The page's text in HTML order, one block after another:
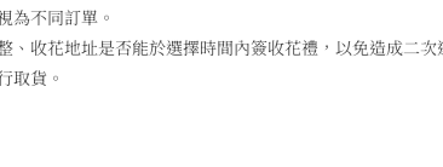
為不同訂單。
收花地址是否能於選擇時間內簽收花禮，以免造成二
取貨。